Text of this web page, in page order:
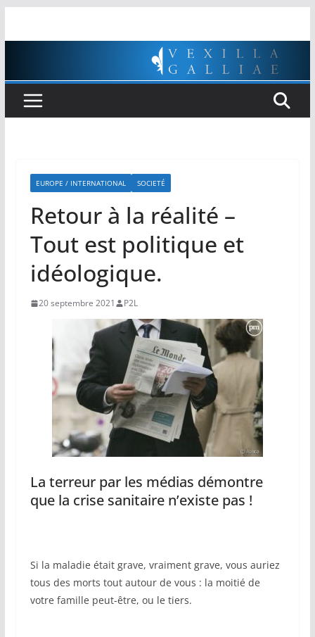
EUROPE / INTERNATIONAL SOCIETÉ
Retour à la réalité –
Tout est politique et
idéologique.
20 septembre 2021 P2L
La terreur par les médias démontre
que la crise sanitaire n’existe pas !
Si la maladie était grave, vraiment grave, vous auriez
tous des morts tout autour de vous : la moitié de
votre famille peut-être, ou le tiers.